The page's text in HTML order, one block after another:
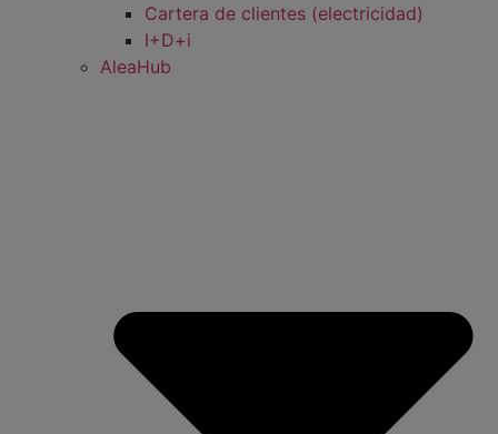
Cartera de clientes (electricidad)
I+D+i
AleaHub